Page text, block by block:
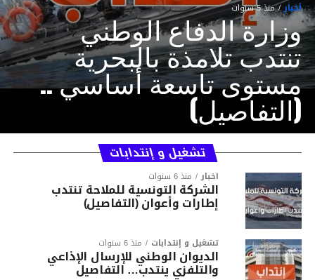
أخبار منذ 5 سنوات
وزارة الدفاع الوطني
تنتدب تلامذة بالبحرية
مستوى تاسعة أساسي ..
(التفاصيل)
تشغيل و إنتدابات
أخبار منذ 6 سنوات
الشركة التونسية للملاحة تنتدب
إطارات وأعوان (التفاصيل)
تشغيل و إنتدابات منذ 6 سنوات
الديوان الوطني للإرسال الإذاعي
والتلفزي ينتدب… التفاصيل